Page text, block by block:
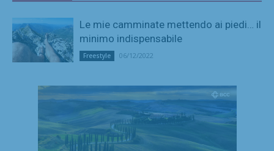
Le mie camminate mettendo ai piedi… il
minimo indispensabile
Freestyle 06/12/2022